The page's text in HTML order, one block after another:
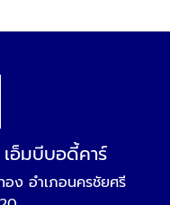
อ็มบีบอดี้คาร์
อง อำเภอนครชัยศรี